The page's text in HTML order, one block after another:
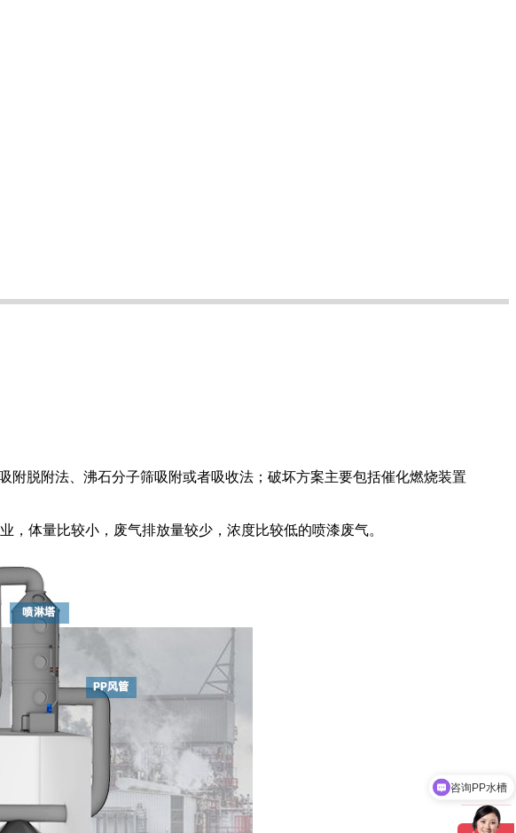
脱附法、沸石分子筛吸附或者吸收法；破坏方案主要包括催化燃烧装置
体量比较小，废气排放量较少，浓度比较低的喷漆废气。
咨询PP水槽